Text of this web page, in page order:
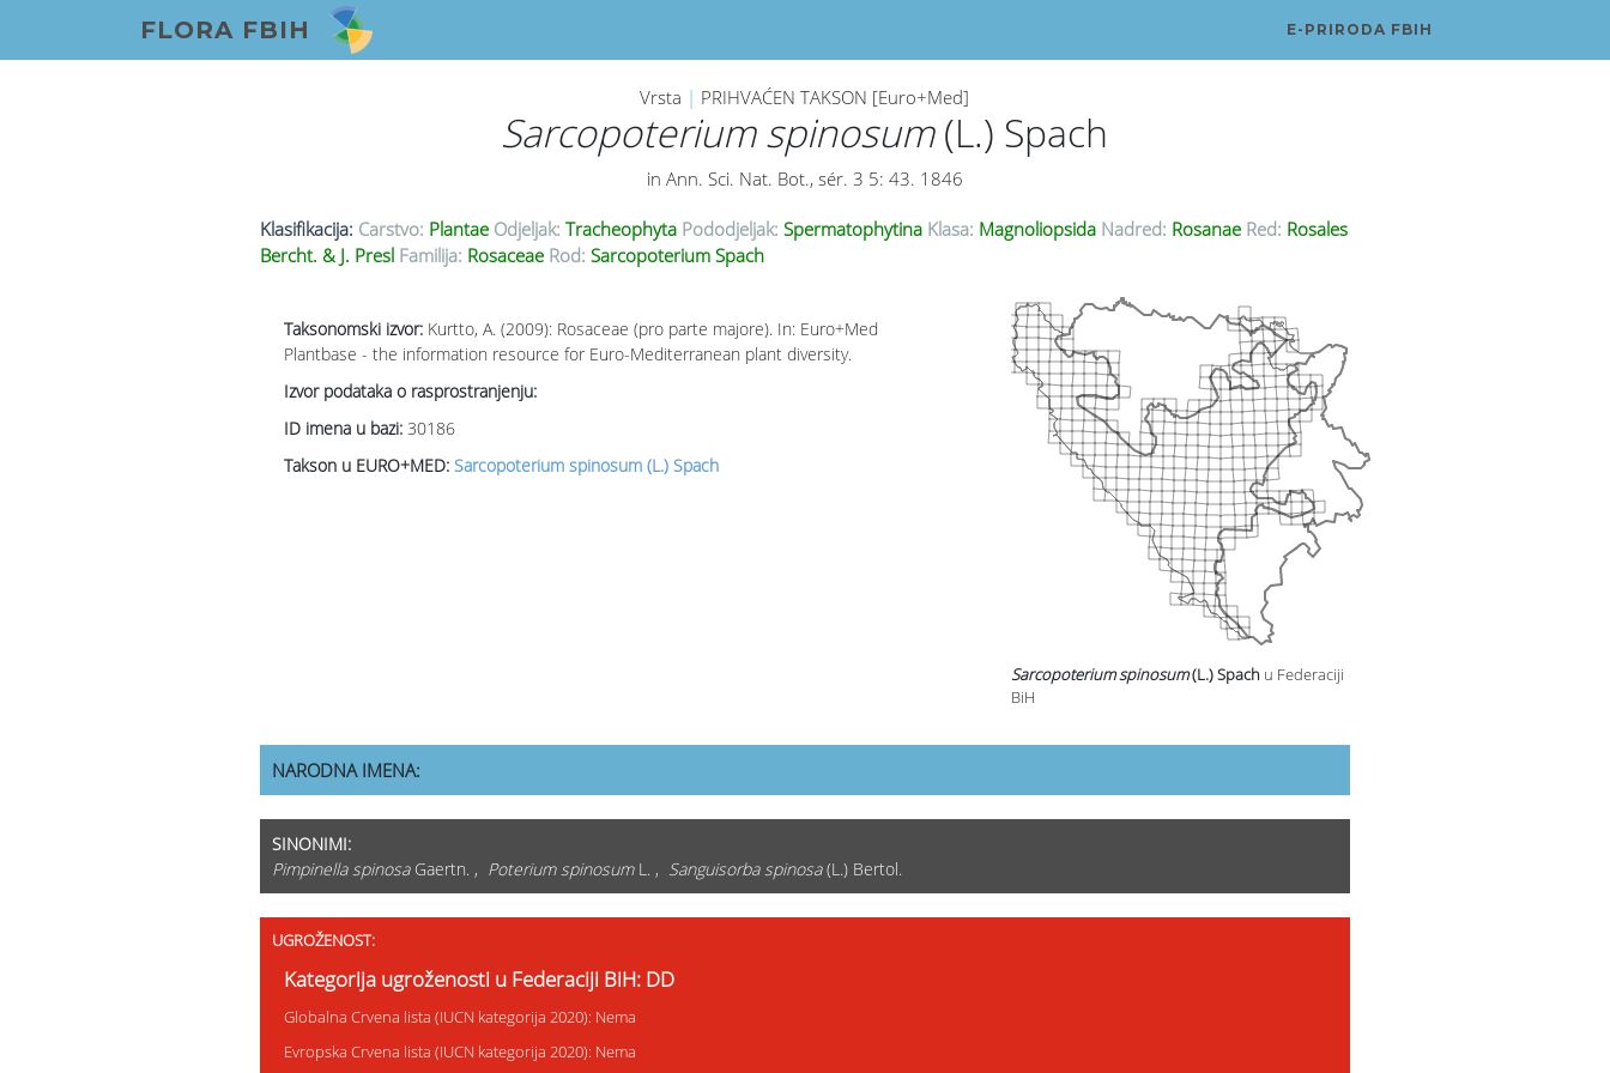
FLORA FBIH E-PRIRODA FBIH
Vrsta | PRIHVAĆEN TAKSON [Euro+Med]
Sarcopoterium spinosum(L.) Spach
in Ann. Sci. Nat. Bot., sér. 3 5: 43. 1846
Klasifikacija: Carstvo: Plantae Odjeljak: Tracheophyta Pododjeljak: Spermatophytina Klasa: Magnoliopsida Nadred: Rosanae Red: Rosales
Bercht. & J. Presl Familija: Rosaceae Rod: Sarcopoterium Spach
Taksonomski izvor: Kurtto, A. (2009): Rosaceae (pro parte majore). In: Euro+Med
Plantbase - the information resource for Euro-Mediterranean plant diversity.
Izvor podataka o rasprostranjenju:
ID imena u bazi: 30186
Takson u EURO+MED: Sarcopoterium spinosum (L.) Spach
Sarcopoterium spinosum(L.) Spach u Federaciji
BiH
NARODNA IMENA:
SINONIMI:
Pimpinella spinosa Gaertn. , Poterium spinosum L. , Sanguisorba spinosa(L.) Bertol.
UGROŽENOST:
Kategorija ugroženosti u Federaciji BiH: DD
Globalna Crvena lista (IUCN kategorija 2020): Nema
Evropska Crvena lista (IUCN kategorija 2020): Nema